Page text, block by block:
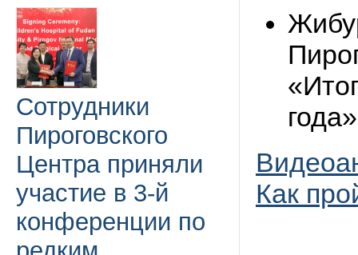
Сотрудники
Пироговского
Центра приняли
участие в 3-й
конференции по
года»
Как